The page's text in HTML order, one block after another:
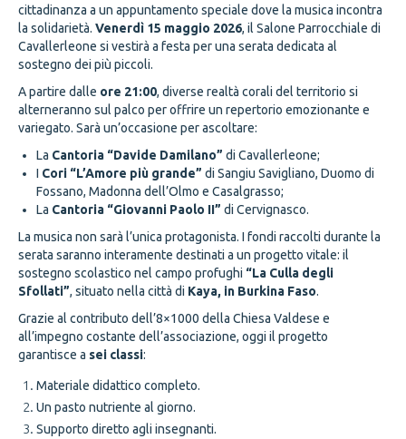
cittadinanza a un appuntamento speciale dove la musica incontra
la solidarietà. Venerdì 15 maggio 2026, il Salone Parrocchiale di
Cavallerleone si vestirà a festa per una serata dedicata al
sostegno dei più piccoli.
A partire dalle ore 21:00, diverse realtà corali del territorio si
alterneranno sul palco per offrire un repertorio emozionante e
variegato. Sarà un’occasione per ascoltare:
La Cantoria “Davide Damilano” di Cavallerleone;
I Cori “L’Amore più grande” di Sangiu Savigliano, Duomo di
Fossano, Madonna dell’Olmo e Casalgrasso;
La Cantoria “Giovanni Paolo II” di Cervignasco.
La musica non sarà l’unica protagonista. I fondi raccolti durante la
serata saranno interamente destinati a un progetto vitale: il
sostegno scolastico nel campo profughi “La Culla degli
Sfollati”, situato nella città di Kaya, in Burkina Faso.
Grazie al contributo dell’8×1000 della Chiesa Valdese e
all’impegno costante dell’associazione, oggi il progetto
garantisce a sei classi:
Materiale didattico completo.
Un pasto nutriente al giorno.
Supporto diretto agli insegnanti.